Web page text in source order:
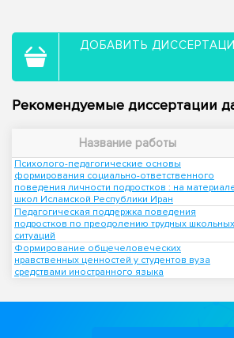
ДОБАВИТЬ
Рекомендуемые диссертации
Название работы
Психолого-педагогические основы
формирования социально-ответственного
поведения личности подростков : на
школ Исламской Республики Иран
Педагогическая поддержка поведения
подростков по преодолению трудных школьных
ситуаций
Формирование общечеловеческих
нравственных ценностей у студентов вуза
средствами иностранного языка